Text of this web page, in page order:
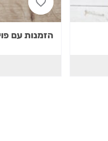
הזמנות עם